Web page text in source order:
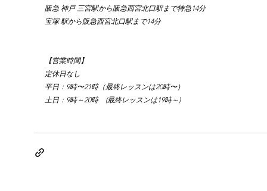
阪急 神戸 三宮駅から阪急西宮北口駅まで特急14分
宝塚 駅から阪急西宮北口駅まで14分
【営業時間】
定休日なし
平日：9時〜21時（最終レッスンは20時〜）
土日：9時～20時　(最終レッスンは19時～)